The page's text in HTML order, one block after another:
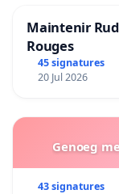
Maintenir
Rouges
45 signatures
20 Jul 2026
Genoeg
43 signatures